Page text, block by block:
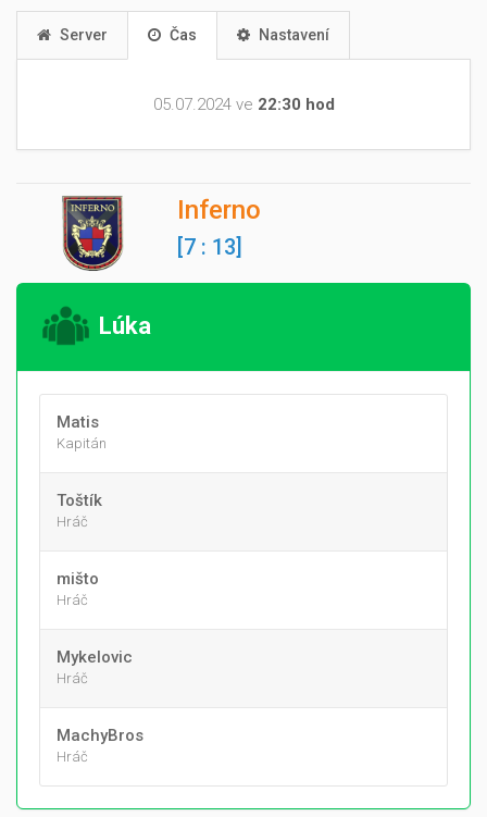
Server Čas Nastavení
05.07.2024 ve 22:30 hod
Inferno
[7 : 13]
Lúka
Matis
Kapitán
Toštík
Hráč
mišto
Hráč
Mykelovic
Hráč
MachyBros
Hráč